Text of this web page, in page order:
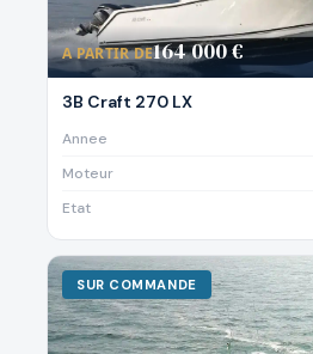
A PARTIR DE164 000 €
3B Craft 270 LX
Annee
Moteur
Etat
SUR COMMANDE